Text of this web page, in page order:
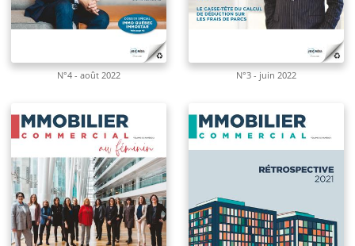
N°4 - août 2022 N°3 - juin 2022